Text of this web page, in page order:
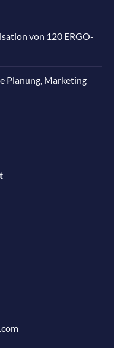
von 120 ERGO-
Planung, Marketing